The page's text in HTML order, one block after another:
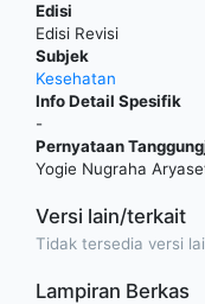
Edisi
Edisi Revisi
Subjek
Kesehatan
Info Detail Spesifik
-
Pernyataan
Yogie Nugraha
Versi lain/terkait
Tidak tersedia versi
Lampiran Berkas